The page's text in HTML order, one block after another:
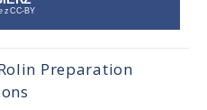
Preparation